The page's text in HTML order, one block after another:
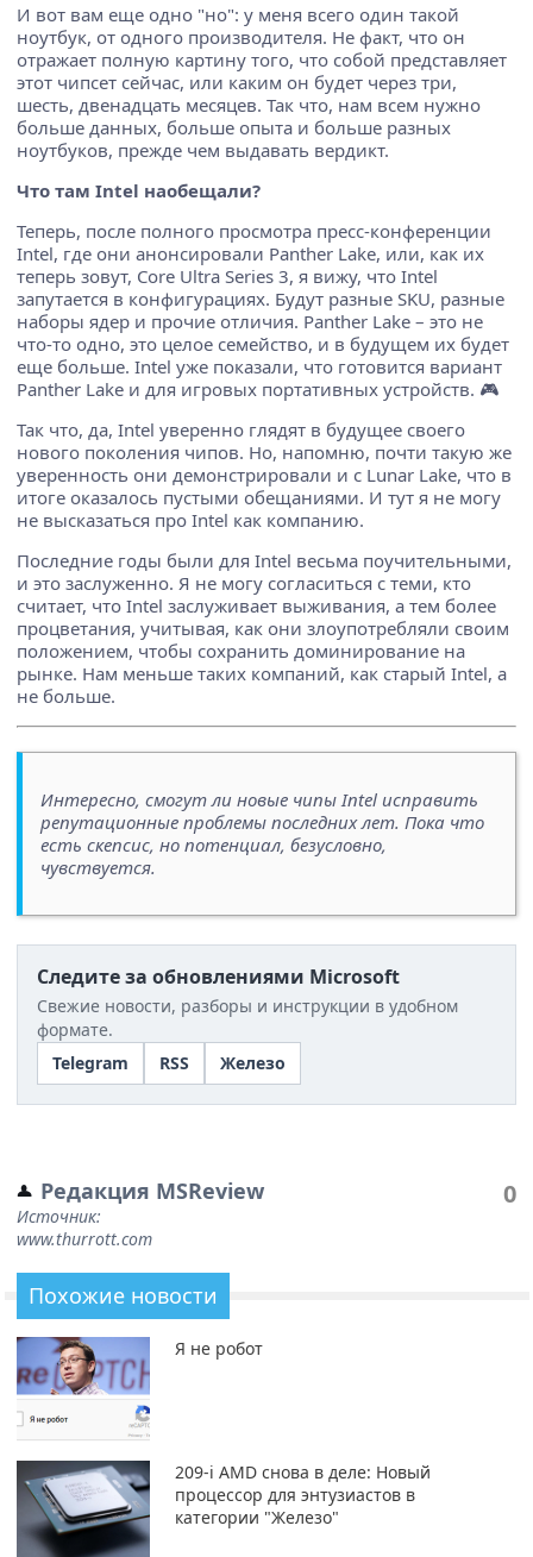
И вот вам еще одно "но": у меня всего один такой
ноутбук, от одного производителя. Не факт, что он
отражает полную картину того, что собой представляет
этот чипсет сейчас, или каким он будет через три,
шесть, двенадцать месяцев. Так что, нам всем нужно
больше данных, больше опыта и больше разных
ноутбуков, прежде чем выдавать вердикт.
Что там Intel наобещали?
Теперь, после полного просмотра пресс-конференции
Intel, где они анонсировали Panther Lake, или, как их
теперь зовут, Core Ultra Series 3, я вижу, что Intel
запутается в конфигурациях. Будут разные SKU, разные
наборы ядер и прочие отличия. Panther Lake – это не
что-то одно, это целое семейство, и в будущем их будет
еще больше. Intel уже показали, что готовится вариант
Panther Lake и для игровых портативных устройств. 🎮
Так что, да, Intel уверенно глядят в будущее своего
нового поколения чипов. Но, напомню, почти такую же
уверенность они демонстрировали и с Lunar Lake, что в
итоге оказалось пустыми обещаниями. И тут я не могу
не высказаться про Intel как компанию.
Последние годы были для Intel весьма поучительными,
и это заслуженно. Я не могу согласиться с теми, кто
считает, что Intel заслуживает выживания, а тем более
процветания, учитывая, как они злоупотребляли своим
положением, чтобы сохранить доминирование на
рынке. Нам меньше таких компаний, как старый Intel, а
не больше.
Интересно, смогут ли новые чипы Intel исправить
репутационные проблемы последних лет. Пока что
есть скепсис, но потенциал, безусловно,
чувствуется.
Следите за обновлениями Microsoft
Свежие новости, разборы и инструкции в удобном
формате.
Telegram
RSS Железо
Редакция MSReview
Источник:
www.thurrott.com
0
Похожие новости
Я не робот
209-i AMD снова в деле: Новый
процессор для энтузиастов в
категории "Железо"